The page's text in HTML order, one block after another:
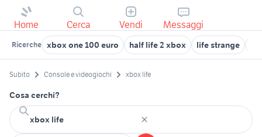
Home Cerca Vendi Messaggi
Ricerche xbox one 100 euro half life 2 xbox life strange
Subito Console e videogiochi xbox life
Cosa cerchi?